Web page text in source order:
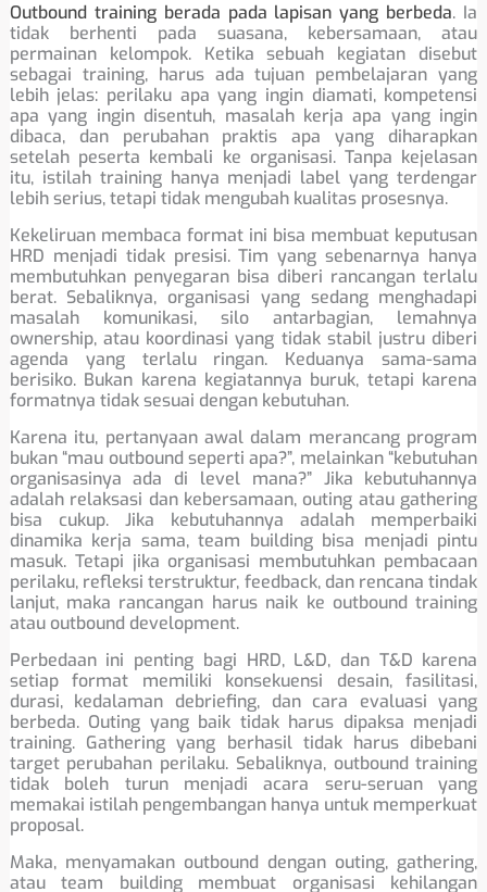
Outbound training berada pada lapisan yang berbeda. Ia
tidak berhenti pada suasana, kebersamaan, atau
permainan kelompok. Ketika sebuah kegiatan disebut
sebagai training, harus ada tujuan pembelajaran yang
lebih jelas: perilaku apa yang ingin diamati, kompetensi
apa yang ingin disentuh, masalah kerja apa yang ingin
dibaca, dan perubahan praktis apa yang diharapkan
setelah peserta kembali ke organisasi. Tanpa kejelasan
itu, istilah training hanya menjadi label yang terdengar
lebih serius, tetapi tidak mengubah kualitas prosesnya.
Kekeliruan membaca format ini bisa membuat keputusan
HRD menjadi tidak presisi. Tim yang sebenarnya hanya
membutuhkan penyegaran bisa diberi rancangan terlalu
berat. Sebaliknya, organisasi yang sedang menghadapi
masalah komunikasi, silo antarbagian, lemahnya
ownership, atau koordinasi yang tidak stabil justru diberi
agenda yang terlalu ringan. Keduanya sama-sama
berisiko. Bukan karena kegiatannya buruk, tetapi karena
formatnya tidak sesuai dengan kebutuhan.
Karena itu, pertanyaan awal dalam merancang program
bukan “mau outbound seperti apa?”, melainkan “kebutuhan
organisasinya ada di level mana?” Jika kebutuhannya
adalah relaksasi dan kebersamaan, outing atau gathering
bisa cukup. Jika kebutuhannya adalah memperbaiki
dinamika kerja sama, team building bisa menjadi pintu
masuk. Tetapi jika organisasi membutuhkan pembacaan
perilaku, refleksi terstruktur, feedback, dan rencana tindak
lanjut, maka rancangan harus naik ke outbound training
atau outbound development.
Perbedaan ini penting bagi HRD, L&D, dan T&D karena
setiap format memiliki konsekuensi desain, fasilitasi,
durasi, kedalaman debriefing, dan cara evaluasi yang
berbeda. Outing yang baik tidak harus dipaksa menjadi
training. Gathering yang berhasil tidak harus dibebani
target perubahan perilaku. Sebaliknya, outbound training
tidak boleh turun menjadi acara seru-seruan yang
memakai istilah pengembangan hanya untuk memperkuat
proposal.
Maka, menyamakan outbound dengan outing, gathering,
atau team building membuat organisasi kehilangan